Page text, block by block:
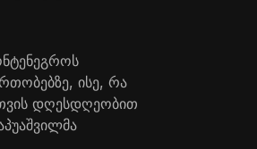
ისე, რა
დღესდღეობით